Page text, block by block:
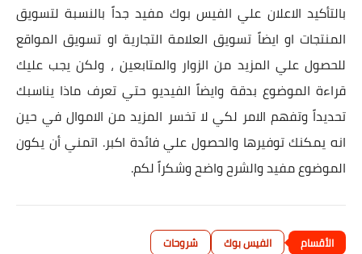
بالتأكيد الاعلان علي الفيس بوك مفيد جداً بالنسبة لتسويق
المنتجات او ايضاً تسويق العلامة التجارية او تسويق المواقع
للحصول علي المزيد من الزوار والمتابعين ، ولكن يجب عليك
قراءة الموضوع بدقة وايضاً الفيديو حتي تعرف ماذا يناسبك
تحديداً وتفهم الامر لكي لا تخسر المزيد من الاموال في حين
انه يمكنك توفيرها والحصول علي فائدة اكبر. اتمني أن يكون
الموضوع مفيد والشرح واضح وشكراً لكم.
الفيس بوك شروحات